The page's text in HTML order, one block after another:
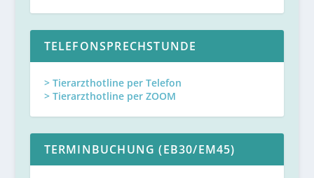
TELEFONSPRECHSTUNDE
> Tierarzthotline per Telefon
> Tierarzthotline per ZOOM
TERMINBUCHUNG (EB30/EM45)